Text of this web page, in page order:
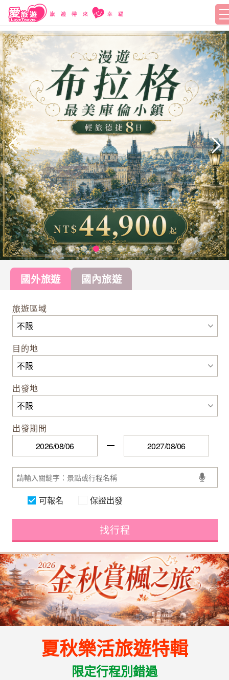
國外旅遊 國內旅遊
旅遊區域
目的地
出發地
出發期間
可報名 保證出發
找行程
夏秋樂活旅遊特輯
限定行程別錯過